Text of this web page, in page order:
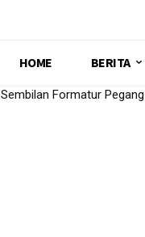
HOME BERITA
Sembilan Formatur